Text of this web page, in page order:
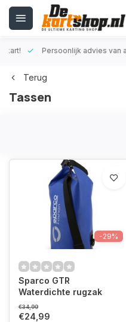
Persoonlijk advies van
Terug
Tassen
-29%
Sparco GTR
Waterdichte rugzak
€34,99
€24,99